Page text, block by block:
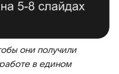
они получили
в едином